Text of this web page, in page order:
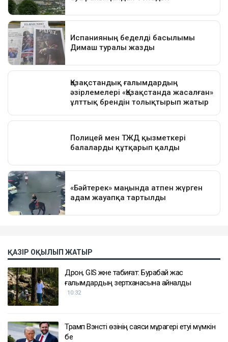
ҚАЗІР ОҚЫЛЫП ЖАТЫР
Дрон, GIS және табиғат: Бурабай жас
ғалымдардың зертханасына айналды
10:32
Трамп Вэнсті өзінің саяси мұрагері етуі мүмкін
бе